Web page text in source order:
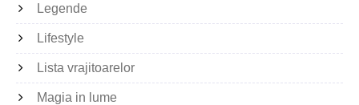
Legende
Lifestyle
Lista vrajitoarelor
Magia in lume